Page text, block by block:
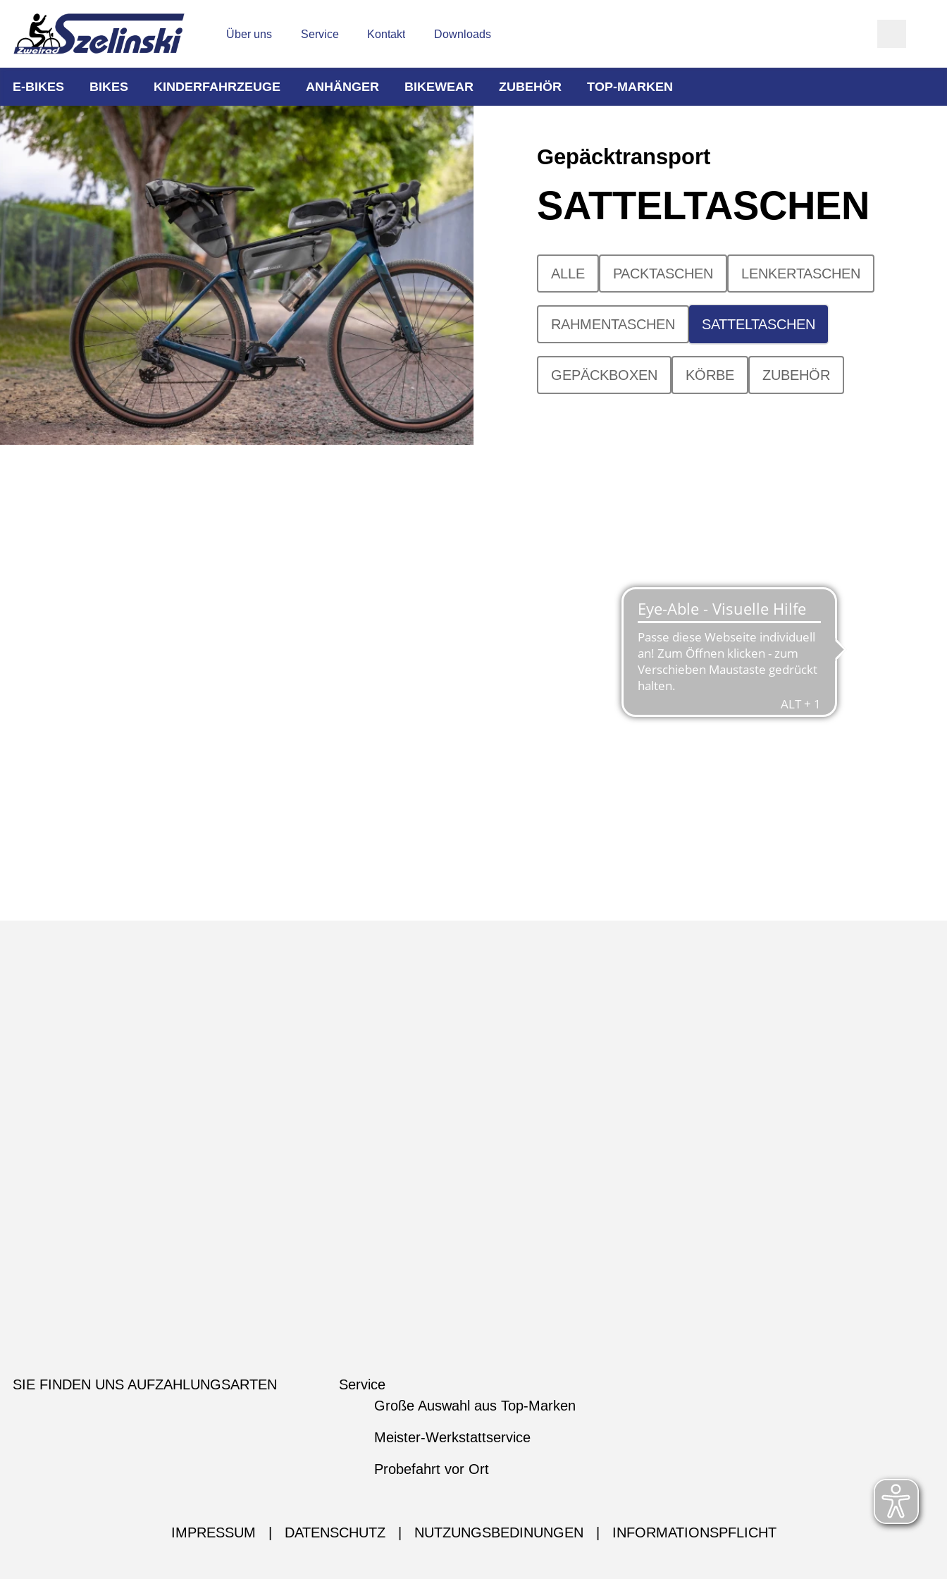
Über uns Service Kontakt Downloads
E-BIKES BIKES KINDERFAHRZEUGE ANHÄNGER BIKEWEAR ZUBEHÖR TOP-MARKEN
Gepäcktransport
SATTELTASCHEN
ALLE PACKTASCHEN LENKERTASCHEN
RAHMENTASCHEN SATTELTASCHEN
GEPÄCKBOXEN KÖRBE ZUBEHÖR
SIE FINDEN UNS AUFZAHLUNGSARTEN
Service
Große Auswahl aus Top-Marken
Meister-Werkstattservice
Probefahrt vor Ort
IMPRESSUM DATENSCHUTZ NUTZUNGSBEDINUNGEN INFORMATIONSPFLICHT